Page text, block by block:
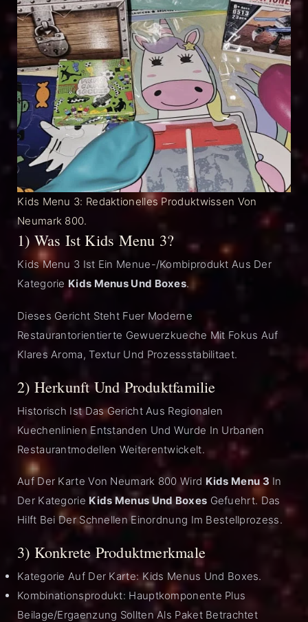
Kids Menu 3: Redaktionelles Produktwissen Von
Neumark 800.
1) Was Ist Kids Menu 3?
Kids Menu 3 Ist Ein Menue-/Kombiprodukt Aus Der
Kategorie Kids Menus Und Boxes.
Dieses Gericht Steht Fuer Moderne
Restaurantorientierte Gewuerzkueche Mit Fokus Auf
Klares Aroma, Textur Und Prozessstabilitaet.
2) Herkunft Und Produktfamilie
Historisch Ist Das Gericht Aus Regionalen
Kuechenlinien Entstanden Und Wurde In Urbanen
Restaurantmodellen Weiterentwickelt.
Auf Der Karte Von Neumark 800 Wird Kids Menu 3 In
Der Kategorie Kids Menus Und Boxes Gefuehrt. Das
Hilft Bei Der Schnellen Einordnung Im Bestellprozess.
3) Konkrete Produktmerkmale
Kategorie Auf Der Karte: Kids Menus Und Boxes.
Kombinationsprodukt: Hauptkomponente Plus
Beilage/Ergaenzung Sollten Als Paket Betrachtet